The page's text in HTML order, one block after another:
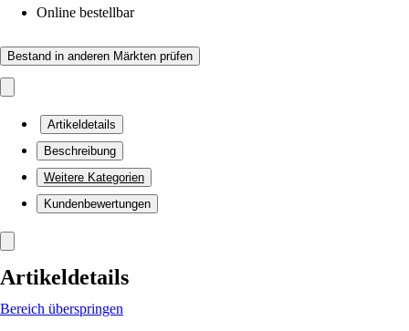
Online bestellbar
Bestand in anderen Märkten prüfen
Artikeldetails
Beschreibung
Weitere Kategorien
Kundenbewertungen
Artikeldetails
Bereich überspringen